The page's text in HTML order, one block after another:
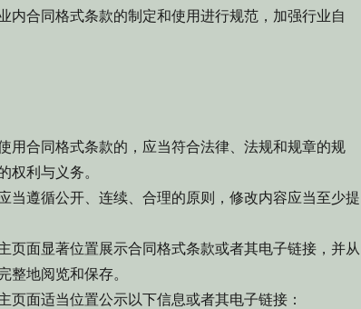
合同格式条款的制定和使用进行规范，加强行业自
合同格式条款的，应当符合法律、法规和规章的规
权利与义务。
遵循公开、连续、合理的原则，修改内容应当至少提
面显著位置展示合同格式条款或者其电子链接，并从
整地阅览和保存。
面适当位置公示以下信息或者其电子链接：